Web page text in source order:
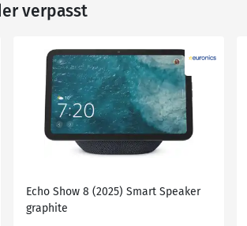
verpasst
Echo Show 8 (2025) Smart Speaker
graphite